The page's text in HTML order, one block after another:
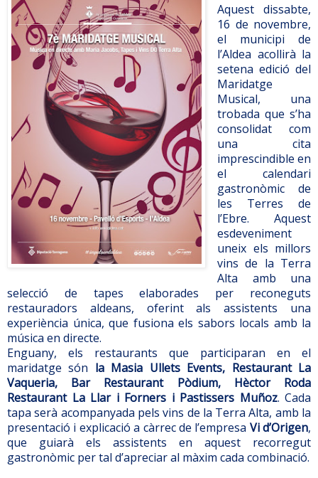
Aquest dissabte,
16 de novembre,
el municipi de
l’Aldea acollirà la
setena edició del
Maridatge
Musical, una
trobada que s’ha
consolidat com
una cita
imprescindible en
el calendari
gastronòmic de
les Terres de
l’Ebre. Aquest
esdeveniment
uneix els millors
vins de la Terra
Alta amb una
selecció de tapes elaborades per reconeguts
restauradors aldeans, oferint als assistents una
experiència única, que fusiona els sabors locals amb la
música en directe.
Enguany, els restaurants que participaran en el
maridatge són la Masia Ullets Events, Restaurant La
Vaqueria, Bar Restaurant Pòdium, Hèctor Roda
Restaurant La Llar i Forners i Pastissers Muñoz. Cada
tapa serà acompanyada pels vins de la Terra Alta, amb la
presentació i explicació a càrrec de l’empresa Vi d’Origen,
que guiarà els assistents en aquest recorregut
gastronòmic per tal d’apreciar al màxim cada combinació.